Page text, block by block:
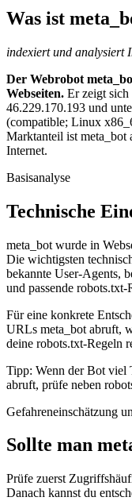
Was ist
indexiert und analysiert
Der Webrobot
Webseiten. Er zeigt sich
46.229.170.193 und
(compatible; Linux
Marktanteil ist meta_bot
Internet.
Basisanalyse
Technische
meta_bot wurde in
Die wichtigsten
bekannte User-Agents,
und passende robots.txt-
Für eine konkrete
URLs meta_bot abruft,
deine robots.txt-Regeln
Tipp: Wenn der Bot viel
abruft, prüfe neben
Gefahreneinschätzung
Sollte man
Prüfe zuerst
Danach kannst du